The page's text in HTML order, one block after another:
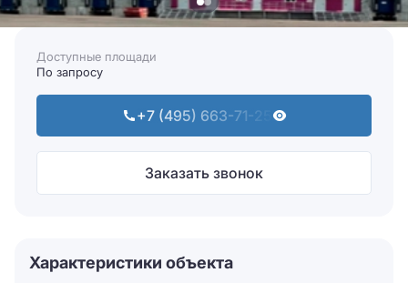
Доступные площади
По запросу
+7 (495) 663-71-25
Заказать звонок
Характеристики объекта